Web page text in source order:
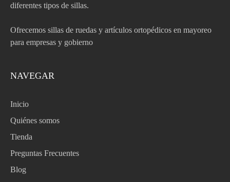
diferentes tipos de sillas.
Ofrecemos sillas de ruedas y artículos ortopédicos en mayoreo
para empresas y gobierno
NAVEGAR
Inicio
Quiénes somos
Tienda
Preguntas Frecuentes
Blog